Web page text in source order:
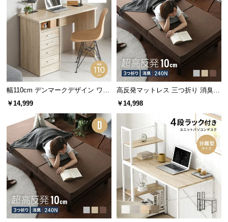
幅110cm デンマークデザイン ワー
クデスク
￥14,999
高反発マットレス 三つ折り 消臭
高密度ハード 厚さ10cm SD
￥14,998